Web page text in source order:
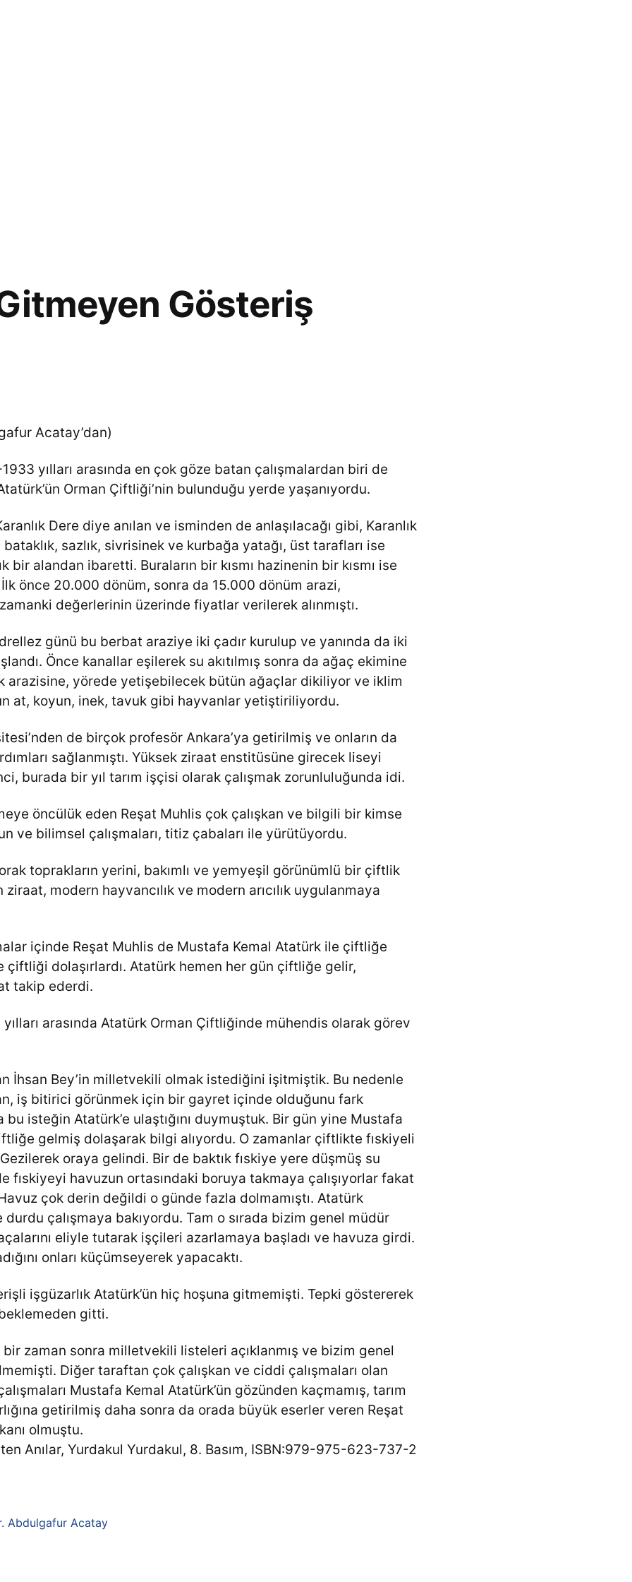
Gösteriş
Acatay’dan)
yılları arasında en çok göze batan çalışmalardan biri de
Orman Çiftliği’nin bulunduğu yerde yaşanıyordu.
Dere diye anılan ve isminden de anlaşılacağı gibi, Karanlık
sazlık, sivrisinek ve kurbağa yatağı, üst tarafları ise
bir alandan ibaretti. Buraların bir kısmı hazinenin bir kısmı ise
önce 20.000 dönüm, sonra da 15.000 dönüm arazi,
değerlerinin üzerinde fiyatlar verilerek alınmıştı.
günü bu berbat araziye iki çadır kurulup ve yanında da iki
Önce kanallar eşilerek su akıtılmış sonra da ağaç ekimine
arazisine, yörede yetişebilecek bütün ağaçlar dikiliyor ve iklim
at, koyun, inek, tavuk gibi hayvanlar yetiştiriliyordu.
de birçok profesör Ankara’ya getirilmiş ve onların da
sağlanmıştı. Yüksek ziraat enstitüsüne girecek liseyi
burada bir yıl tarım işçisi olarak çalışmak zorunluluğunda idi.
öncülük eden Reşat Muhlis çok çalışkan ve bilgili bir kimse
ve bilimsel çalışmaları, titiz çabaları ile yürütüyordu.
toprakların yerini, bakımlı ve yemyeşil görünümlü bir çiftlik
ziraat, modern hayvancılık ve modern arıcılık uygulanmaya
içinde Reşat Muhlis de Mustafa Kemal Atatürk ile çiftliğe
çiftliği dolaşırlardı. Atatürk hemen her gün çiftliğe gelir,
takip ederdi.
arasında Atatürk Orman Çiftliğinde mühendis olarak görev
İhsan Bey’in milletvekili olmak istediğini işitmiştik. Bu nedenle
iş bitirici görünmek için bir gayret içinde olduğunu fark
isteğin Atatürk’e ulaştığını duymuştuk. Bir gün yine Mustafa
gelmiş dolaşarak bilgi alıyordu. O zamanlar çiftlikte fıskiyeli
oraya gelindi. Bir de baktık fıskiye yere düşmüş su
fıskiyeyi havuzun ortasındaki boruya takmaya çalışıyorlar fakat
çok derin değildi o günde fazla dolmamıştı. Atatürk
çalışmaya bakıyordu. Tam o sırada bizim genel müdür
eliyle tutarak işçileri azarlamaya başladı ve havuza girdi.
onları küçümseyerek yapacaktı.
işgüzarlık Atatürk’ün hiç hoşuna gitmemişti. Tepki göstererek
gitti.
zaman sonra milletvekili listeleri açıklanmış ve bizim genel
Diğer taraftan çok çalışkan ve ciddi çalışmaları olan
Mustafa Kemal Atatürk’ün gözünden kaçmamış, tarım
getirilmiş daha sonra da orada büyük eserler veren Reşat
olmuştu.
Anılar, Yurdakul Yurdakul, 8. Basım, ISBN:979-975-623-737-2
Abdulgafur Acatay